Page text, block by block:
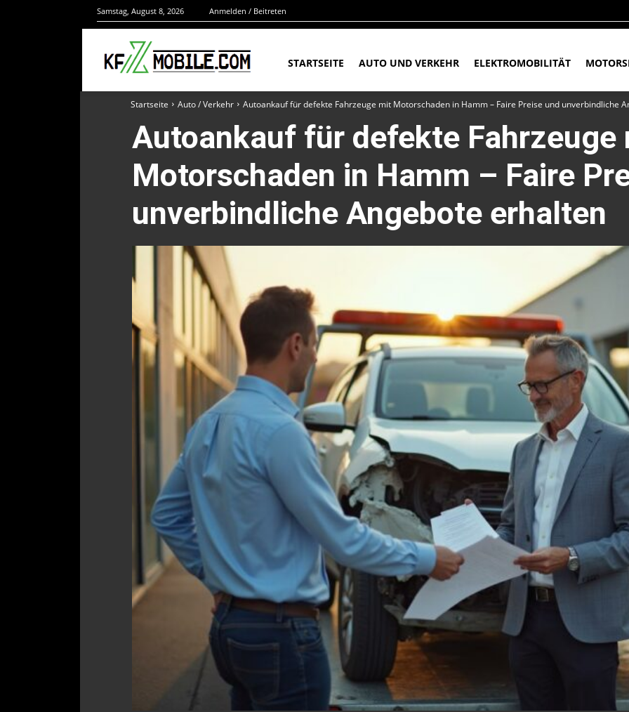
Samstag, August 8, 2026 Anmelden / Beitreten
STARTSEITE AUTO UND VERKEHR ELEKTROMOBILITÄT
Startseite Auto / Verkehr Autoankauf für defekte Fahrzeuge mit Motorschaden in Hamm – Faire Preise und unverbindliche
Autoankauf für defekte Fahrzeuge
Motorschaden in Hamm – Faire
unverbindliche Angebote erhalten